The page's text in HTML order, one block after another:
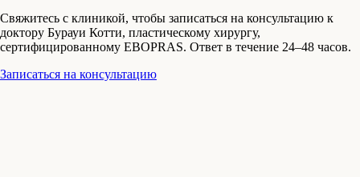
Лифтинг Бёдер (Thighplasty)
Свяжитесь с клиникой, чтобы записаться на консультацию к
доктору Бурауи Котти, пластическому хирургу,
сертифицированному EBOPRAS. Ответ в течение 24–48 часов.
Записаться на консультацию